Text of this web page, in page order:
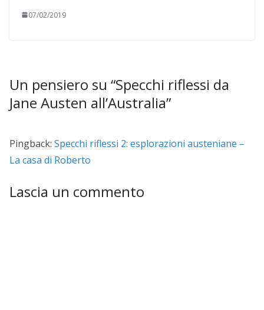
07/02/2019
Un pensiero su “Specchi riflessi da
Jane Austen all’Australia”
Pingback: Specchi riflessi 2: esplorazioni austeniane –
La casa di Roberto
Lascia un commento